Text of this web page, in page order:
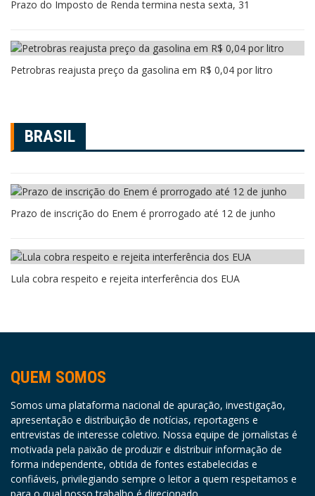
Prazo do Imposto de Renda termina nesta sexta, 31
Petrobras reajusta preço da gasolina em R$ 0,04 por litro
BRASIL
Prazo de inscrição do Enem é prorrogado até 12 de junho
Lula cobra respeito e rejeita interferência dos EUA
QUEM SOMOS
Somos uma plataforma nacional de apuração, investigação,
apresentação e distribuição de notícias, reportagens e
entrevistas de interesse coletivo. Nossa equipe de jornalistas é
motivada pela paixão de produzir e distribuir informação de
forma independente, obtida de fontes estabelecidas e
confiáveis, privilegiando sempre o leitor a quem respeitamos e